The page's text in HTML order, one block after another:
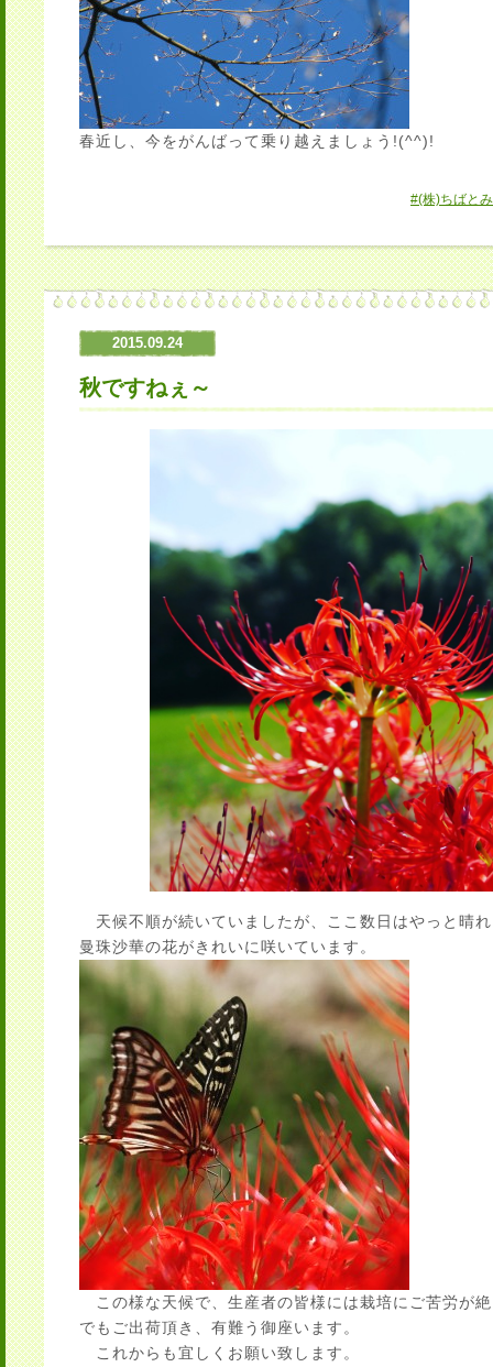
春近し、今をがんばって乗り越えましょう!(^^)!
#(株)ちばと
2015.09.24
秋ですねぇ～
天候不順が続いていましたが、ここ数日はやっと晴
曼珠沙華の花がきれいに咲いています。
この様な天候で、生産者の皆様には栽培にご苦労が
でもご出荷頂き、有難う御座います。
これからも宜しくお願い致します。